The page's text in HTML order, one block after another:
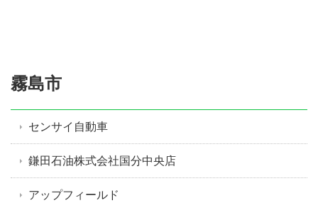
霧島市
センサイ自動車
鎌田石油株式会社国分中央店
アップフィールド